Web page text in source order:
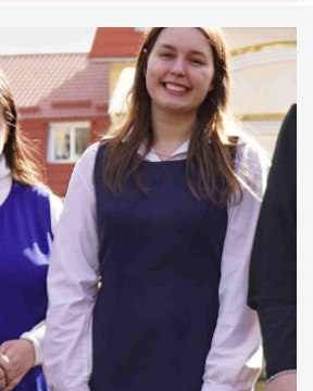
ДУХОВНО СИЛЬНІ!